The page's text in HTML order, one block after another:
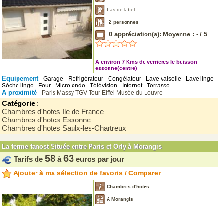
Pas de label
2 personnes
0 appréciation(s): Moyenne : - / 5
A environ 7 Kms de verrieres le buisson
essonne(centre)
Equipement
Garage - Refrigérateur - Congélateur - Lave vaiselle - Lave linge -
Sèche linge - Four - Micro onde - Télévision - Internet - Terrasse -
A proximité Paris Massy TGV Tour Eiffel Musée du Louvre
Catégorie :
Chambres d'hotes Ile de France
Chambres d'hotes Essonne
Chambres d'hotes Saulx-les-Chartreux
La ferme fanost Située entre Paris et Orly à Morangis
Tarifs de 58 à 63 euros par jour
Ajouter à ma sélection de favoris / Comparer
Chambres d'hotes
A Morangis